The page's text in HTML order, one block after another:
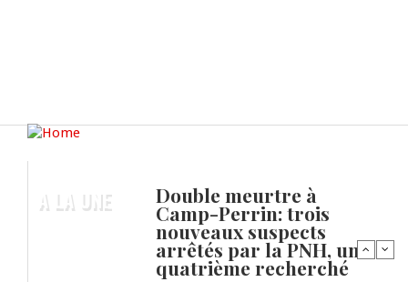
A LA UNE Double meurtre à
Camp-Perrin: trois
nouveaux suspects
arrêtés par la PNH, un
quatrième recherché